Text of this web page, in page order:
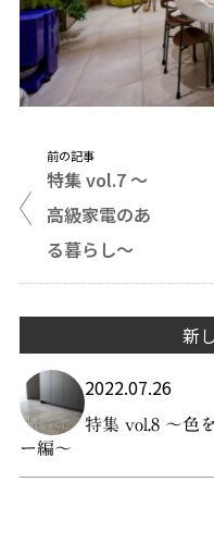
前の記事
特集 vol.7 〜
高級家電のあ
る暮らし〜
新
2022.07.26
特集 vol.8 〜色
ー編〜